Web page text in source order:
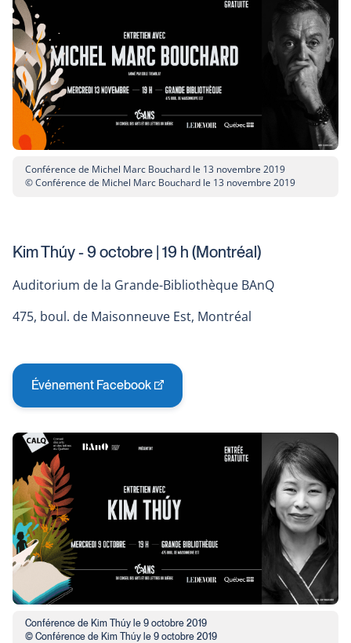
open
in
a
new
window
Conférence de Michel Marc Bouchard le 13 novembre 2019
© Conférence de Michel Marc Bouchard le 13 novembre 2019
Kim Thúy - 9 octobre | 19 h (Montréal)
Auditorium de la Grande-Bibliothèque BAnQ
475, boul. de Maisonneuve Est, Montréal
Événement Facebook
This
link
will
open
in
a
new
window
Conférence de Kim Thúy le 9 octobre 2019
© Conférence de Kim Thúy le 9 octobre 2019